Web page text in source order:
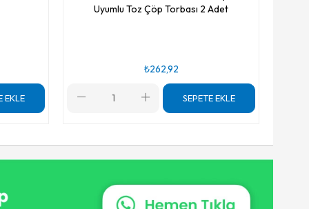
EKLE
Uyumlu Toz Çöp Torbası 2 Adet
₺262,92
SEPETE EKLE